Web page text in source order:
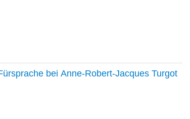
bei Anne-Robert-Jacques Turgot